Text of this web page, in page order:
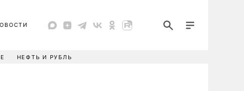
НЕФТЬ И РУБЛЬ